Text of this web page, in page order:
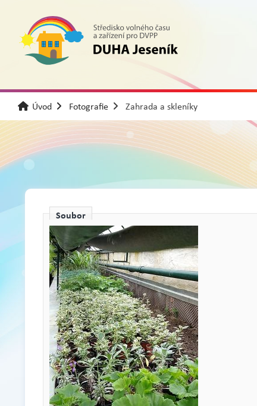
Úvod Fotografie Zahrada a skleníky
Soubor